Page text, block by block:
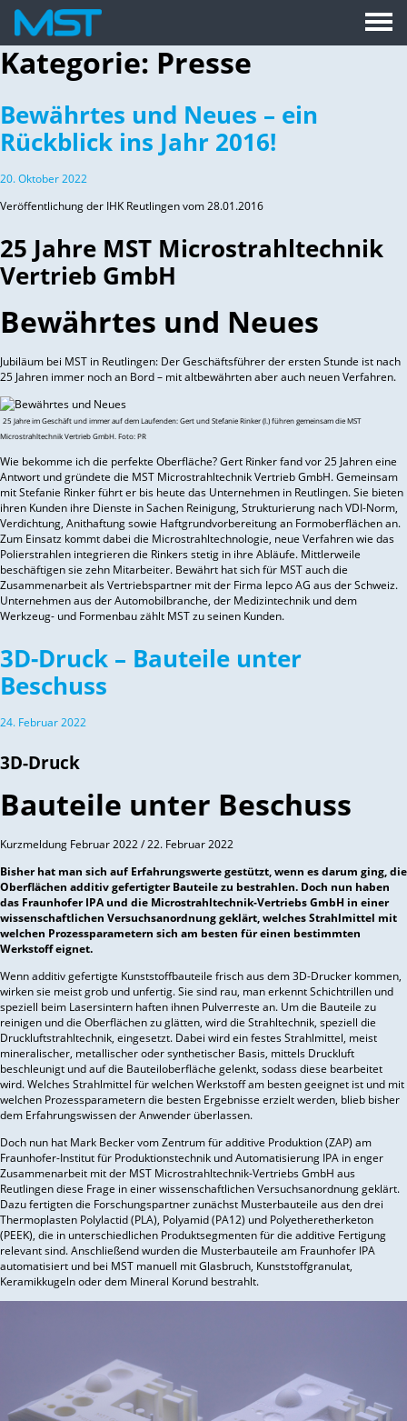
Kategorie: Presse
Bewährtes und Neues – ein
Rückblick ins Jahr 2016!
20. Oktober 2022
Veröffentlichung der IHK Reutlingen vom 28.01.2016
25 Jahre MST Microstrahltechnik
Vertrieb GmbH
Bewährtes und Neues
Jubiläum bei MST in Reutlingen: Der Geschäftsführer der ersten Stunde ist nach
25 Jahren immer noch an Bord – mit altbewährten aber auch neuen Verfahren.
25 Jahre im Geschäft und immer auf dem Laufenden: Gert und Stefanie Rinker (l.) führen gemeinsam die MST
Microstrahltechnik Vertrieb GmbH. Foto: PR
Wie bekomme ich die perfekte Oberfläche? Gert Rinker fand vor 25 Jahren eine
Antwort und gründete die MST Microstrahltechnik Vertrieb GmbH. Gemeinsam
mit Stefanie Rinker führt er bis heute das Unternehmen in Reutlingen. Sie bieten
ihren Kunden ihre Dienste in Sachen Reinigung, Strukturierung nach VDI-Norm,
Verdichtung, Anithaftung sowie Haftgrundvorbereitung an Formoberflächen an.
Zum Einsatz kommt dabei die Microstrahltechnologie, neue Verfahren wie das
Polierstrahlen integrieren die Rinkers stetig in ihre Abläufe. Mittlerweile
beschäftigen sie zehn Mitarbeiter. Bewährt hat sich für MST auch die
Zusammenarbeit als Vertriebspartner mit der Firma Iepco AG aus der Schweiz.
Unternehmen aus der Automobilbranche, der Medizintechnik und dem
Werkzeug- und Formenbau zählt MST zu seinen Kunden.
3D-Druck – Bauteile unter
Beschuss
24. Februar 2022
3D-Druck
Bauteile unter Beschuss
Kurzmeldung Februar 2022 /22. Februar 2022
Bisher hat man sich auf Erfahrungswerte gestützt, wenn es darum ging, die
Oberflächen additiv gefertigter Bauteile zu bestrahlen. Doch nun haben
das Fraunhofer IPA und die Microstrahltechnik-Vertriebs GmbH in einer
wissenschaftlichen Versuchsanordnung geklärt, welches Strahlmittel mit
welchen Prozessparametern sich am besten für einen bestimmten
Werkstoff eignet.
Wenn additiv gefertigte Kunststoffbauteile frisch aus dem 3D-Drucker kommen,
wirken sie meist grob und unfertig. Sie sind rau, man erkennt Schichtrillen und
speziell beim Lasersintern haften ihnen Pulverreste an. Um die Bauteile zu
reinigen und die Oberflächen zu glätten, wird die Strahltechnik, speziell die
Druckluftstrahltechnik, eingesetzt. Dabei wird ein festes Strahlmittel, meist
mineralischer, metallischer oder synthetischer Basis, mittels Druckluft
beschleunigt und auf die Bauteiloberfläche gelenkt, sodass diese bearbeitet
wird. Welches Strahlmittel für welchen Werkstoff am besten geeignet ist und mit
welchen Prozessparametern die besten Ergebnisse erzielt werden, blieb bisher
dem Erfahrungswissen der Anwender überlassen.
Doch nun hat Mark Becker vom Zentrum für additive Produktion (ZAP) am
Fraunhofer-Institut für Produktionstechnik und Automatisierung IPA in enger
Zusammenarbeit mit der MST Microstrahltechnik-Vertriebs GmbH aus
Reutlingen diese Frage in einer wissenschaftlichen Versuchsanordnung geklärt.
Dazu fertigten die Forschungspartner zunächst Musterbauteile aus den drei
Thermoplasten Polylactid (PLA), Polyamid (PA12) und Polyetheretherketon
(PEEK), die in unterschiedlichen Produktsegmenten für die additive Fertigung
relevant sind. Anschließend wurden die Musterbauteile am Fraunhofer IPA
automatisiert und bei MST manuell mit Glasbruch, Kunststoffgranulat,
Keramikkugeln oder dem Mineral Korund bestrahlt.